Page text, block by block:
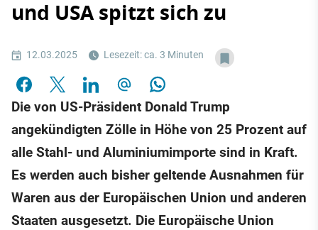
und USA spitzt sich zu
12.03.2025 Lesezeit: ca. 3 Minuten
Die von US-Präsident Donald Trump
angekündigten Zölle in Höhe von 25 Prozent auf
alle Stahl- und Aluminiumimporte sind in Kraft.
Es werden auch bisher geltende Ausnahmen für
Waren aus der Europäischen Union und anderen
Staaten ausgesetzt. Die Europäische Union